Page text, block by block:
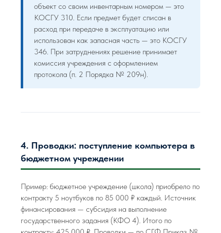
объект со своим инвентарным номером — это
КОСГУ 310. Если предмет будет списан в
расход при передаче в эксплуатацию или
использован как запасная часть — это КОСГУ
346. При затруднениях решение принимает
комиссия учреждения с оформлением
протокола (п. 2 Порядка № 209н).
4. Проводки: поступление компьютера в
бюджетном учреждении
Пример: бюджетное учреждение (школа) приобрело по
контракту 5 ноутбуков по 85 000 ₽ каждый. Источник
финансирования — субсидия на выполнение
государственного задания (КФО 4). Итого по